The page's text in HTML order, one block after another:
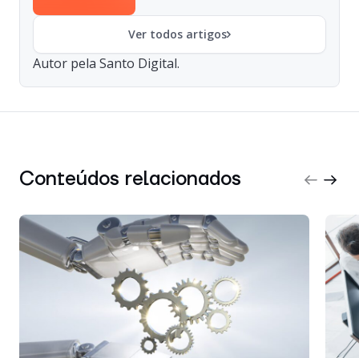
Ver todos artigos
Autor pela Santo Digital.
Conteúdos relacionados